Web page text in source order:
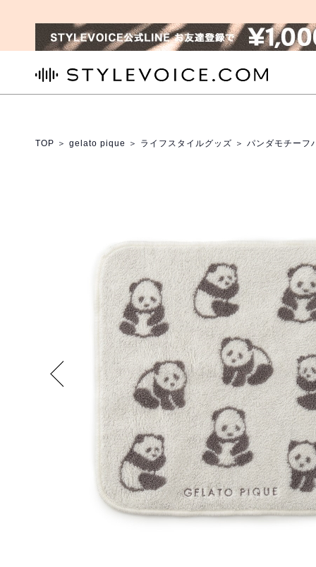
TOP ＞ gelato pique ＞ ライフスタイルグッズ ＞ パンダモチーフ